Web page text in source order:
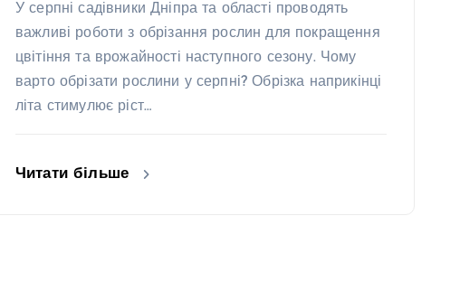
У серпні садівники Дніпра та області проводять
важливі роботи з обрізання рослин для покращення
цвітіння та врожайності наступного сезону. Чому
варто обрізати рослини у серпні? Обрізка наприкінці
літа стимулює ріст…
Читати більше